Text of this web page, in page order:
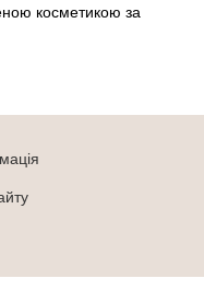
косметикою за